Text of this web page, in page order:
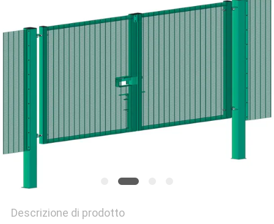
PRIVACY
POLICY
Descrizione di prodotto